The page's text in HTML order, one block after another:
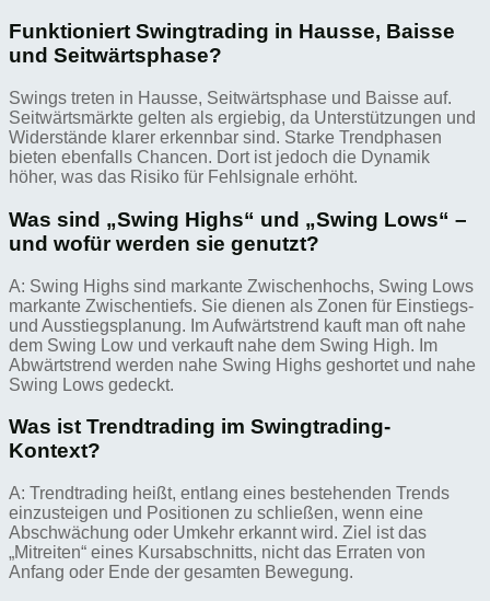
Funktioniert Swingtrading in Hausse, Baisse
und Seitwärtsphase?
Swings treten in Hausse, Seitwärtsphase und Baisse auf.
Seitwärtsmärkte gelten als ergiebig, da Unterstützungen und
Widerstände klarer erkennbar sind. Starke Trendphasen
bieten ebenfalls Chancen. Dort ist jedoch die Dynamik
höher, was das Risiko für Fehlsignale erhöht.
Was sind „Swing Highs“ und „Swing Lows“ –
und wofür werden sie genutzt?
A: Swing Highs sind markante Zwischenhochs, Swing Lows
markante Zwischentiefs. Sie dienen als Zonen für Einstiegs-
und Ausstiegsplanung. Im Aufwärtstrend kauft man oft nahe
dem Swing Low und verkauft nahe dem Swing High. Im
Abwärtstrend werden nahe Swing Highs geshortet und nahe
Swing Lows gedeckt.
Was ist Trendtrading im Swingtrading-
Kontext?
A: Trendtrading heißt, entlang eines bestehenden Trends
einzusteigen und Positionen zu schließen, wenn eine
Abschwächung oder Umkehr erkannt wird. Ziel ist das
„Mitreiten“ eines Kursabschnitts, nicht das Erraten von
Anfang oder Ende der gesamten Bewegung.